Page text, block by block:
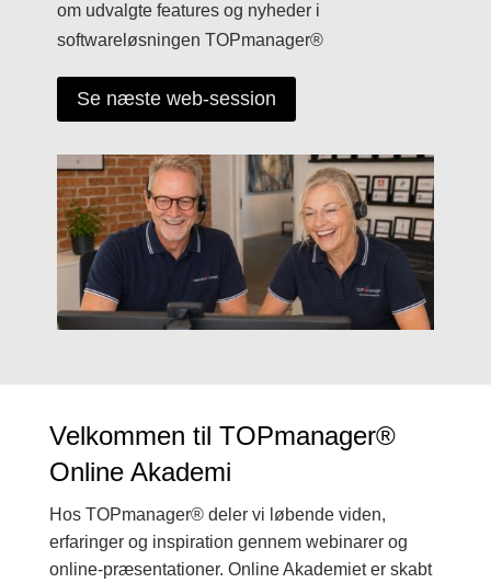
om udvalgte features og nyheder i
softwareløsningen TOPmanager®
Se næste web-session
Velkommen til TOPmanager®
Online Akademi
Hos TOPmanager® deler vi løbende viden,
erfaringer og inspiration gennem webinarer og
online-præsentationer. Online Akademiet er skabt